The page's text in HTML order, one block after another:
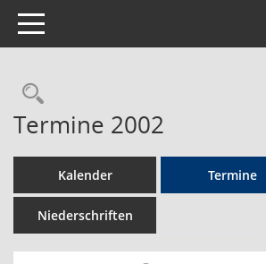
Toggle navigation
Rechercheauswahl
Termine 2002
Kalender Termine
Niederschriften